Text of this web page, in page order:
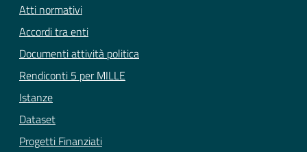
Atti normativi
Accordi tra enti
Documenti attività politica
Rendiconti 5 per MILLE
Istanze
Dataset
Progetti Finanziati